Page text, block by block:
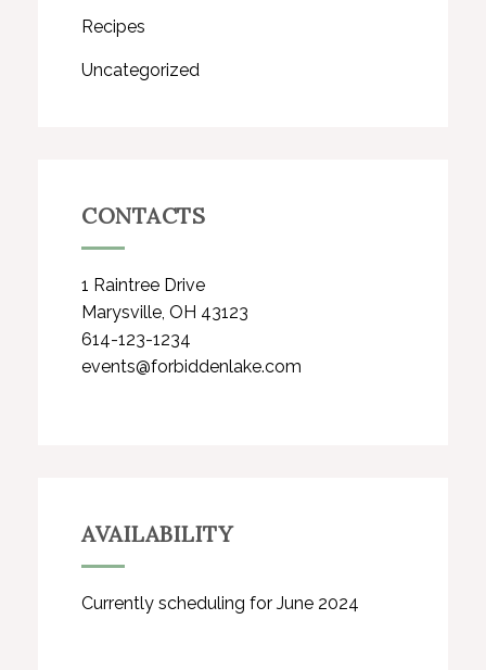
Recipes
Uncategorized
CONTACTS
1 Raintree Drive
Marysville, OH 43123
614-123-1234
events@forbiddenlake.com
AVAILABILITY
Currently scheduling for June 2024